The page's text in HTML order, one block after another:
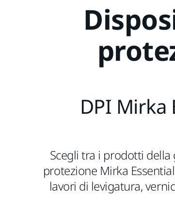
DPI Mirka
Scegli tra i prodotti
protezione Mirka
lavori di levigatura,